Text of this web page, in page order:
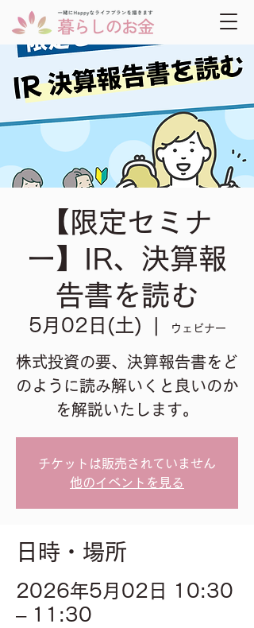
【限定セミナ
ー】IR、決算報
告書を読む
5月02日(土) ウェビナー
株式投資の要、決算報告書をど
のように読み解いくと良いのか
を解説いたします。
チケットは販売されていません
他のイベントを見る
日時・場所
2026年5月02日 10:30
– 11:30